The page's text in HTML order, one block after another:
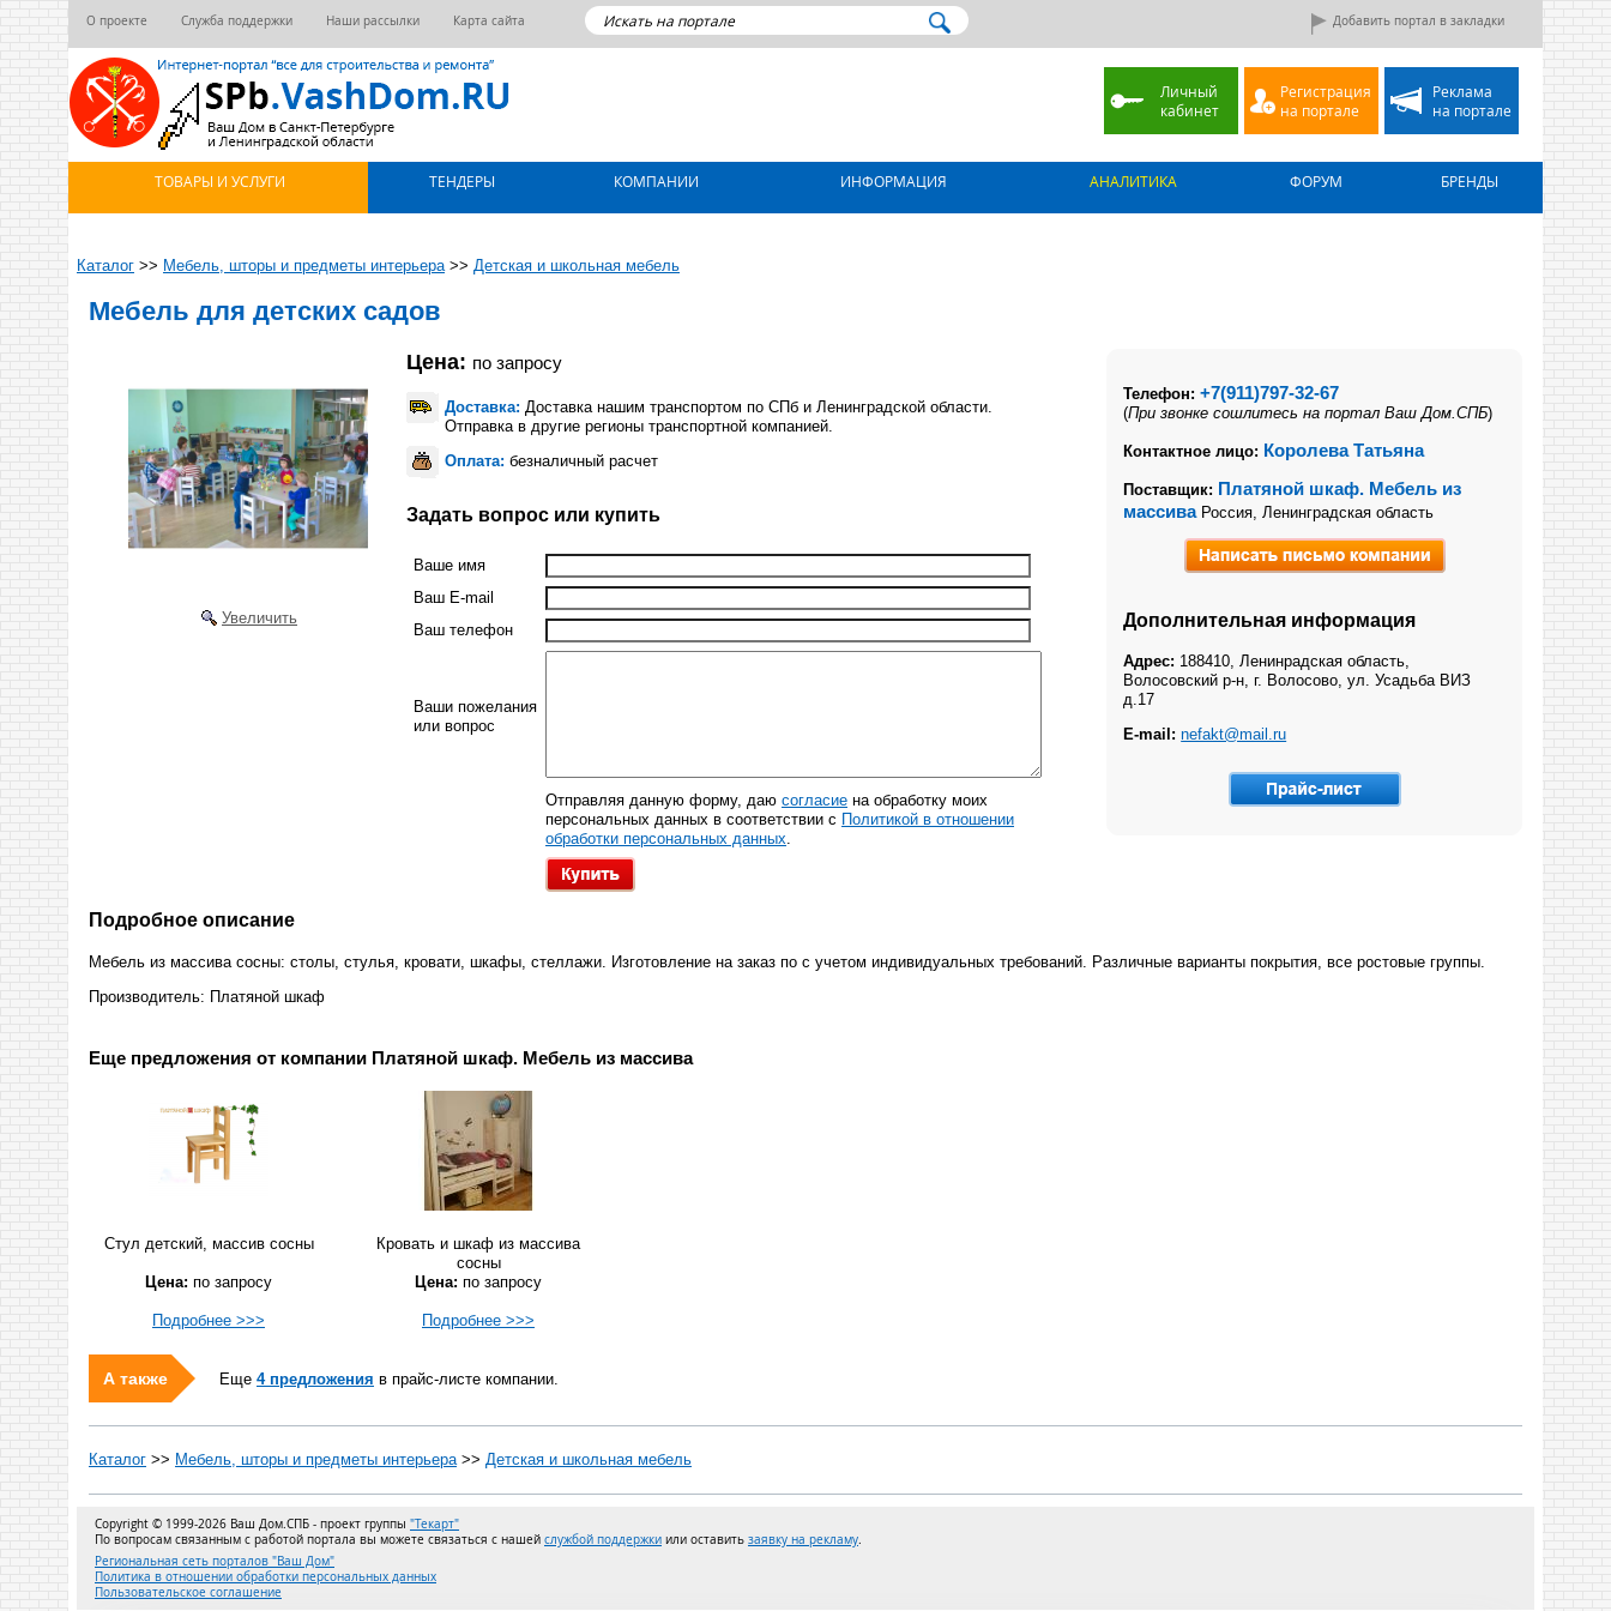
Добавить портал в закладки
О проекте Служба поддержки Наши рассылки Карта сайта
Личный
кабинет
Регистрация
на портале
Реклама
на портале
ТОВАРЫ И УСЛУГИ ТЕНДЕРЫ КОМПАНИИ ИНФОРМАЦИЯ АНАЛИТИКА ФОРУМ БРЕНДЫ
Каталог >> Мебель, шторы и предметы интерьера>> Детская и школьная мебель
Мебель для детских садов
Телефон: +7(911)797-32-67
(При звонке сошлитесь на портал Ваш Дом.СПБ)
Контактное лицо: Королева Татьяна
Поставщик: Платяной шкаф. Мебель из
массиваРоссия, Ленинградская область
Дополнительная информация
Адрес: 188410, Ленинрадская область,
Волосовский р-н, г. Волосово, ул. Усадьба ВИЗ
д.17
E-mail: nefakt@mail.ru
Увеличить
Цена: по запросу
Доставка: Доставка нашим транспортом по СПб и Ленинградской области.
Отправка в другие регионы транспортной компанией.
Оплата: безналичный расчет
Задать вопрос или купить
Ваше имя
Ваш E-mail
Ваш телефон
Ваши пожелания
или вопрос
Отправляя данную форму, даю согласие на обработку моих
персональных данных в соответствии с Политикой в отношении
обработки персональных данных.
Подробное описание
Мебель из массива сосны: столы, стулья, кровати, шкафы, стеллажи. Изготовление на заказ по с учетом индивидуальных требований. Различные варианты покрытия, все ростовые группы.
Производитель: Платяной шкаф
Еще предложения от компании Платяной шкаф. Мебель из массива
Стул детский, массив сосны
Цена: по запросу
Подробнее >>>
Кровать и шкаф из массива
сосны
Цена: по запросу
Подробнее >>>
А также Еще 4 предложения в прайс-листе компании.
Каталог >> Мебель, шторы и предметы интерьера >> Детская и школьная мебель
Copyright © 1999-2026 Ваш Дом.СПБ - проект группы "Текарт"
По вопросам связанным с работой портала вы можете связаться с нашей службой поддержки или оставить заявку на рекламу.
Региональная сеть порталов "Ваш Дом"
Политика в отношении обработки персональных данных
Пользовательское соглашение